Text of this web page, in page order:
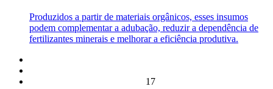
Produzidos a partir de materiais orgânicos, esses insumos
podem complementar a adubação, reduzir a dependência de
fertilizantes minerais e melhorar a eficiência produtiva.
17